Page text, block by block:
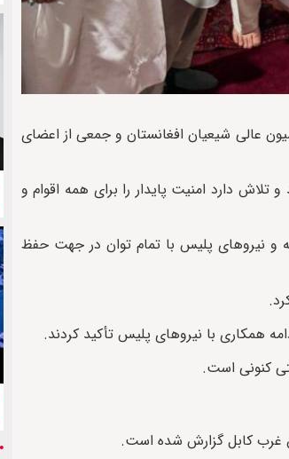
عالی شیعیان افغانستان و جمعی از اعضای
دارد امنیت پایدار را برای همه اقوام و
و نیروهای پلیس با تمام توان در جهت حفظ
همکاری با نیروهای پلیس تأکید کردند.
کنونی است.
غرب کابل گزارش شده است.